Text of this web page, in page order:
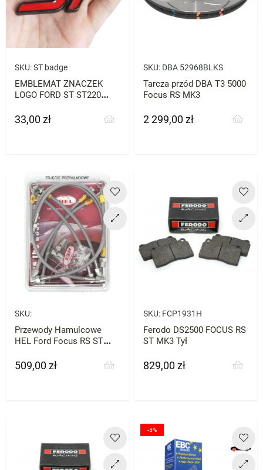
SKU:ST badge
EMBLEMAT ZNACZEK
LOGO FORD ST ST220
Cena
33,00 zł
SKU: DBA 52968BLKS
Tarcza przód DBA T3 5000
Focus RS MK3
Cena
2 299,00 zł
SKU:
Przewody Hamulcowe
HEL Ford Focus RS ST
Cena
509,00 zł
SKU: FCP1931H
Ferodo DS2500 FOCUS RS
ST MK3 Tył
Cena
829,00 zł
-5%